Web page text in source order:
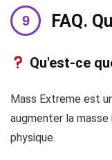
FAQ.
Qu'est-ce
Mass Extreme est
augmenter la
physique.